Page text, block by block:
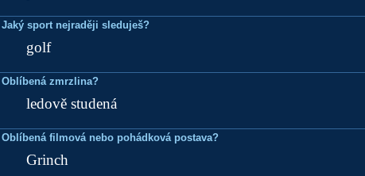
Jaký sport nejraději sleduješ?
golf
Oblíbená zmrzlina?
ledově studená
Oblíbená filmová nebo pohádková postava?
Grinch